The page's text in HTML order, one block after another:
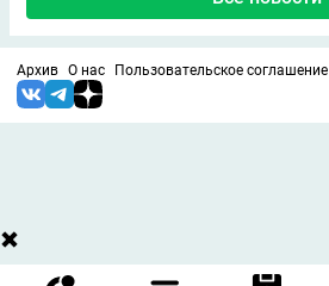
Архив О нас Пользовательское соглашение